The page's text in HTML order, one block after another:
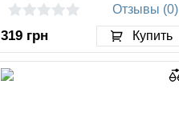
Отзывы (0)
319 грн Купить